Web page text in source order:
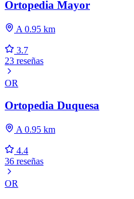
Ortopedia Mayor
A 0.95 km
3.7
23 reseñas
OR
Ortopedia Duquesa
A 0.95 km
4.4
36 reseñas
OR